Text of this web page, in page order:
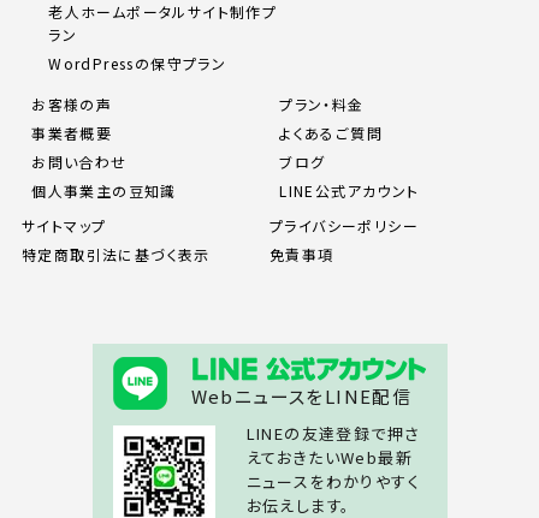
老人ホームポータルサイト制作プ
ラン
WordPressの保守プラン
お客様の声
プラン・料金
事業者概要
よくあるご質問
お問い合わせ
ブログ
個人事業主の豆知識
LINE公式アカウント
サイトマップ
プライバシーポリシー
特定商取引法に基づく表示
免責事項
WebニュースをLINE配信
LINEの友達登録で押さ
えておきたいWeb最新
ニュースをわかりやすく
お伝えします。